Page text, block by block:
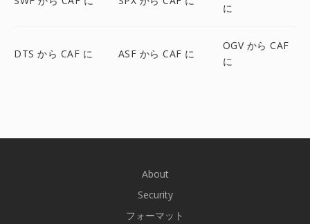
に
DTS から CAF に ASF から CAF に
OGV から CAF
に
About
Security
フォーマット